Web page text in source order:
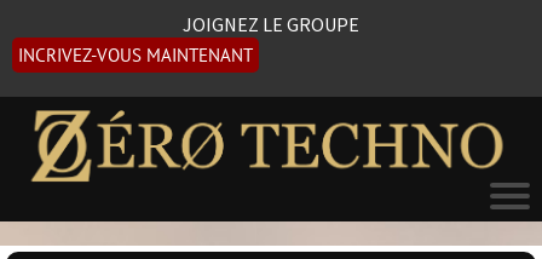
JOIGNEZ LE GROUPE
INCRIVEZ-VOUS MAINTENANT